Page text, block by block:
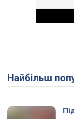
Найбільш